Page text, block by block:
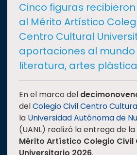
DEPORTES
I+D+IEXPERTOS
SALUD
SUSTENTABILIDAD
TEMAS
Cinco figuras
al Mérito Artístico
Centro Cultural
aportaciones al
literatura, artes
En el marco del
delColegio Civil Centro
la Universidad Autónoma de
(UANL) realizó la entrega de la
Mérito Artístico Colegio Civil